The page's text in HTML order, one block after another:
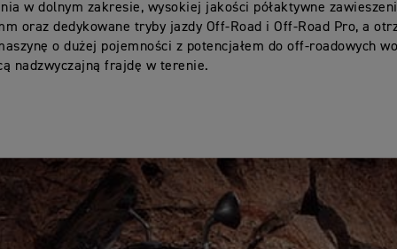
w dolnym zakresie, wysokiej jakości półaktywne
oraz dedykowane tryby jazdy Off-Road i Off-Road Pro, a
o dużej pojemności z potencjałem do off-roadowych
nadzwyczajną frajdę w terenie.